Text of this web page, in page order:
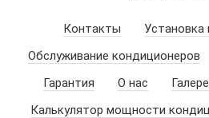
Контакты
Установка
Обслуживание кондиционеров
Гарантия
О нас
Калькулятор мощности